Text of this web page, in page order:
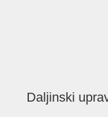
Daljinski